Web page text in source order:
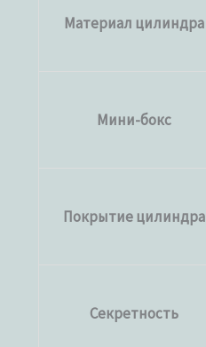
Материал цилиндра
Мини-бокс
Покрытие цилиндра
Секретность